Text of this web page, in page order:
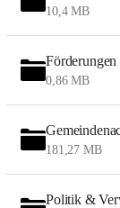
10,4 MB
Förderungen
0,86 MB
181,27 MB
Politik &